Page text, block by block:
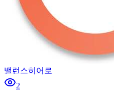
밸런스히어로
2